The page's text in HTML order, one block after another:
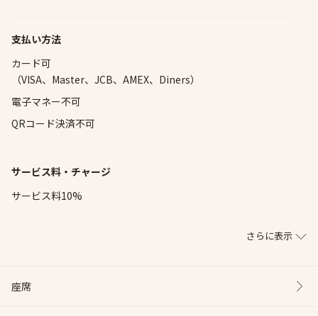
支払い方法
カード可
（VISA、Master、JCB、AMEX、Diners）
電子マネー不可
QRコード決済不可
サービス料・チャージ
サービス料10%
さらに表示
座席